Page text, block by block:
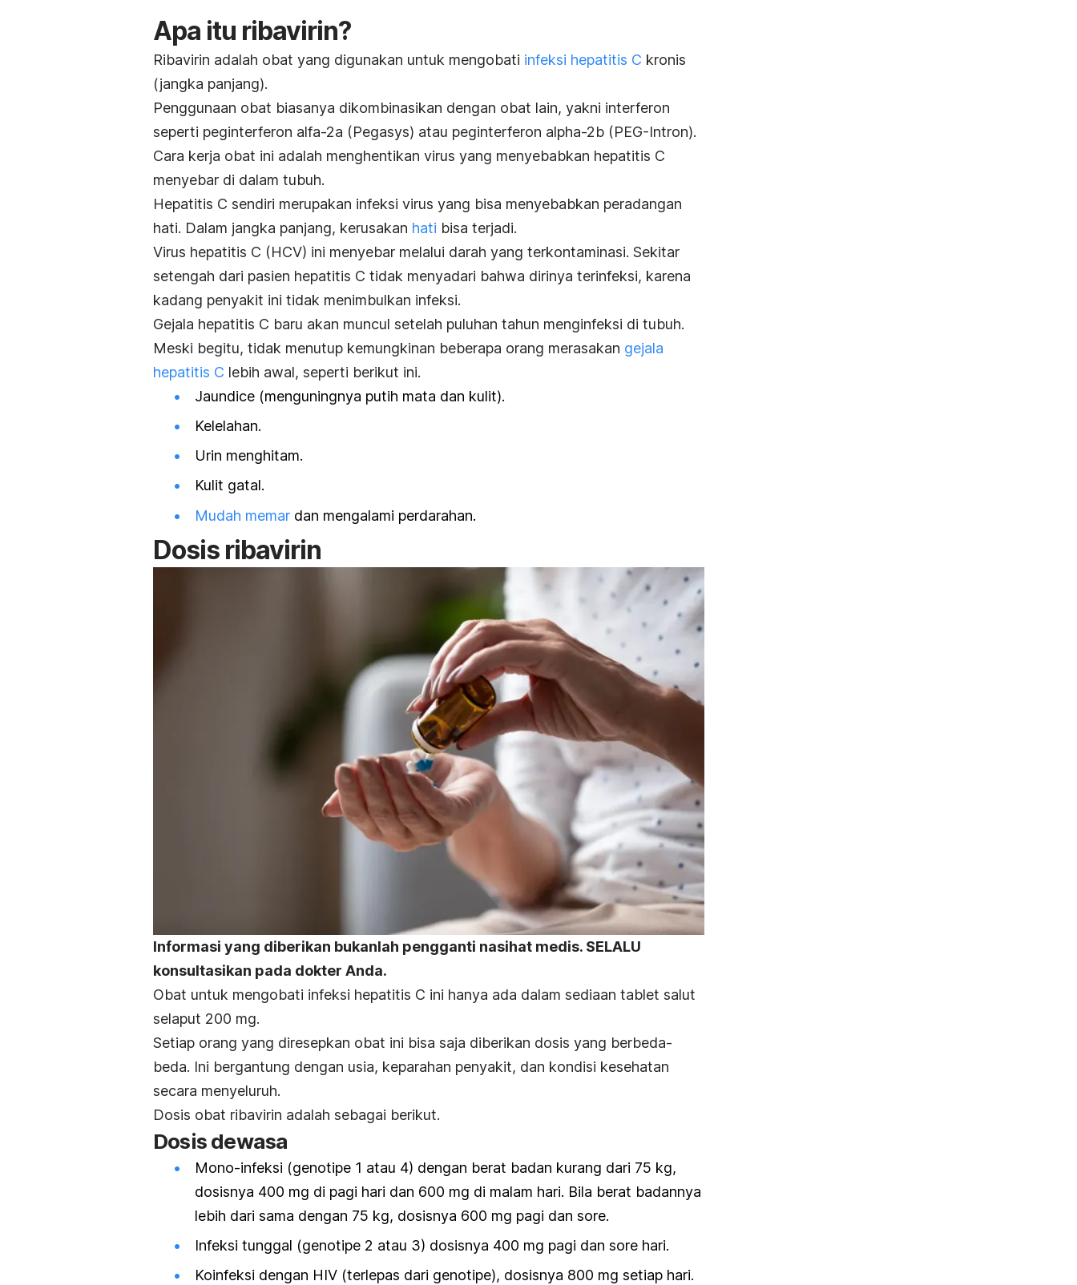
Apa itu ribavirin?
Ribavirin adalah obat yang digunakan untuk mengobati infeksi hepatitis C kronis
(jangka panjang).
Penggunaan obat biasanya dikombinasikan dengan obat lain, yakni interferon
seperti peginterferon alfa-2a (Pegasys) atau peginterferon alpha-2b (PEG-Intron).
Cara kerja obat ini adalah menghentikan virus yang menyebabkan hepatitis C
menyebar di dalam tubuh.
Hepatitis C sendiri merupakan infeksi virus yang bisa menyebabkan peradangan
hati. Dalam jangka panjang, kerusakan hati bisa terjadi.
Virus hepatitis C (HCV) ini menyebar melalui darah yang terkontaminasi. Sekitar
setengah dari pasien hepatitis C tidak menyadari bahwa dirinya terinfeksi, karena
kadang penyakit ini tidak menimbulkan infeksi.
Gejala hepatitis C baru akan muncul setelah puluhan tahun menginfeksi di tubuh.
Meski begitu, tidak menutup kemungkinan beberapa orang merasakan gejala
hepatitis C lebih awal, seperti berikut ini.
Jaundice (menguningnya putih mata dan kulit).
Kelelahan.
Urin menghitam.
Kulit gatal.
Mudah memar dan mengalami perdarahan.
Dosis ribavirin
Informasi yang diberikan bukanlah pengganti nasihat medis. SELALU
konsultasikan pada dokter Anda.
Obat untuk mengobati infeksi hepatitis C ini hanya ada dalam sediaan tablet salut
selaput 200 mg.
Setiap orang yang diresepkan obat ini bisa saja diberikan dosis yang berbeda-
beda. Ini bergantung dengan usia, keparahan penyakit, dan kondisi kesehatan
secara menyeluruh.
Dosis obat ribavirin adalah sebagai berikut.
Dosis dewasa
Mono-infeksi (genotipe 1 atau 4) dengan berat badan kurang dari 75 kg,
dosisnya 400 mg di pagi hari dan 600 mg di malam hari. Bila berat badannya
lebih dari sama dengan 75 kg, dosisnya 600 mg pagi dan sore.
Infeksi tunggal (genotipe 2 atau 3) dosisnya 400 mg pagi dan sore hari.
Koinfeksi dengan HIV (terlepas dari genotipe), dosisnya 800 mg setiap hari.